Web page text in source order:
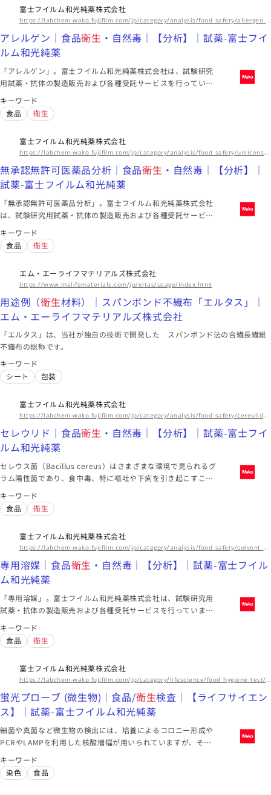
バレノール､ゼアラレノンの基準値が設定され、海外でも他のマ
イコトキシンについて規制値が設定されています。 当社ではマ
イコトキシン検査にご使用いただける標準品、前処理カラム、
簡易検査キット類を取り揃えています。
富士フイルム和光純薬株式会社
https://labchem-wako.fujifilm.com/jp/category/analysis/food_safety/allergen_a/index.html
アレルゲン｜食品衛生 ・自然毒｜【分析】｜試薬-富士フイ
ルム和光純薬
「アレルゲン」。富士フイルム和光純薬株式会社は、試験研究
用試薬・抗体の製造販売および各種受託サービスを行っていま
や環境測定用試薬まで、幅広い分野で多種多様なニーズに応え
ています。
キーワード
食品
衛生
富士フイルム和光純薬株式会社
https://labchem-wako.fujifilm.com/jp/category/analysis/food_safety/unlicensed_drug/index.html
無承認無許可医薬品分析｜食品衛生 ・自然毒｜【分析】｜
試薬-富士フイルム和光純薬
「無承認無許可医薬品分析」。富士フイルム和光純薬株式会社
は、試験研究用試薬・抗体の製造販売および各種受託サービス
連、有機合成用や環境測定用試薬まで、幅広い分野で多種多様
なニーズに応えています。
キーワード
食品
衛生
エム・エーライフマテリアルズ株式会社
https://www.malifematerials.com/jp/eltas/usage/index.html
用途例（衛生材料）｜スパンボンド不織布「エルタス」｜
エム・エーライフマテリアルズ株式会社
「エルタス」は、当社が独自の技術で開発した スパンボンド法の合繊長繊維
不織布の総称です。
キーワード
シート
包装
富士フイルム和光純薬株式会社
https://labchem-wako.fujifilm.com/jp/category/analysis/food_safety/cereulide/index.html
セレウリド｜食品衛生 ・自然毒｜【分析】｜試薬-富士フイ
ルム和光純薬
セレウス菌（Bacillus cereus）はさまざまな環境で見られるグ
ラム陽性菌であり、食中毒、特に嘔吐や下痢を引き起こすこと
日本や英国で発生します。セレウス菌が関連する食中毒の嘔吐
性毒素はセレウス菌の培養液から分離され、セレウリドと呼ば
ません。
キーワード
食品
衛生
富士フイルム和光純薬株式会社
https://labchem-wako.fujifilm.com/jp/category/analysis/food_safety/solvent_a4/index.html
専用溶媒｜食品衛生 ・自然毒｜【分析】｜試薬-富士フイル
ム和光純薬
「専用溶媒」。富士フイルム和光純薬株式会社は、試験研究用
試薬・抗体の製造販売および各種受託サービスを行っていま
や環境測定用試薬まで、幅広い分野で多種多様なニーズに応え
ています。
キーワード
食品
衛生
富士フイルム和光純薬株式会社
https://labchem-wako.fujifilm.com/jp/category/lifescience/food_hygiene_test/fluorescent_probe_microorganism/index.html
蛍光プローブ (微生物)｜食品/衛生検査｜【ライフサイエン
ス】｜試薬-富士フイルム和光純薬
細菌や真菌など微生物の検出には、培養によるコロニー形成や
PCRやLAMPを利用した核酸増幅が用いられていますが、それ
微生物を迅速に検出できるだけでなく、細胞膜の透過性などを
反映することで生菌/死菌を区別することができます。
キーワード
染色
食品